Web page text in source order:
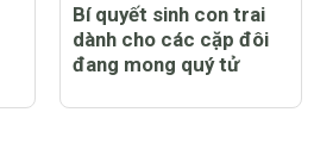
Bí quyết sinh con trai
dành cho các cặp đôi
đang mong quý tử